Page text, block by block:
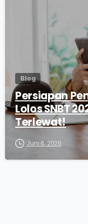
Blog
Persiapan
Lolos SNBT
Terlewat!
Juni 6, 2026